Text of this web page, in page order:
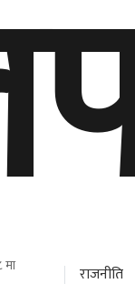
राजनीति